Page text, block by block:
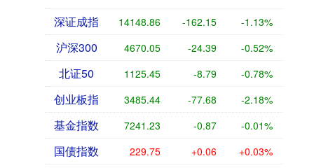
深证成指 14148.86 -162.15 -1.13%
沪深300 4670.05 -24.39 -0.52%
北证50 1125.45 -8.79 -0.78%
创业板指 3485.44 -77.68 -2.18%
基金指数 7241.23 -0.87 -0.01%
国债指数 229.75 +0.06 +0.03%